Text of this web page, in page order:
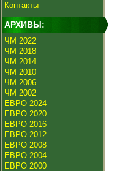
Контакты
АРХИВЫ:
ЧМ 2022
ЧМ 2018
ЧМ 2014
ЧМ 2010
ЧМ 2006
ЧМ 2002
ЕВРО 2024
ЕВРО 2020
ЕВРО 2016
ЕВРО 2012
ЕВРО 2008
ЕВРО 2004
ЕВРО 2000